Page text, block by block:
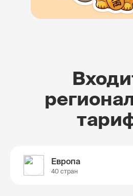
Европа
40 стран